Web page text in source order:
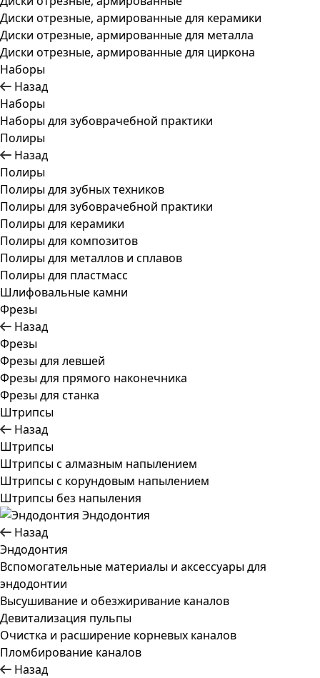
Диски отрезные, армированные для керамики
Диски отрезные, армированные для металла
Диски отрезные, армированные для циркона
Наборы
Назад
Наборы
Наборы для зубоврачебной практики
Полиры
Назад
Полиры
Полиры для зубных техников
Полиры для зубоврачебной практики
Полиры для керамики
Полиры для композитов
Полиры для металлов и сплавов
Полиры для пластмасс
Шлифовальные камни
Фрезы
Назад
Фрезы
Фрезы для левшей
Фрезы для прямого наконечника
Фрезы для станка
Штрипсы
Назад
Штрипсы
Штрипсы c алмазным напылением
Штрипсы c корундовым напылением
Штрипсы без напыления
Эндодонтия
Назад
Эндодонтия
Вспомогательные материалы и аксессуары для
эндодонтии
Высушивание и обезжиривание каналов
Девитализация пульпы
Очистка и расширение корневых каналов
Пломбирование каналов
Назад